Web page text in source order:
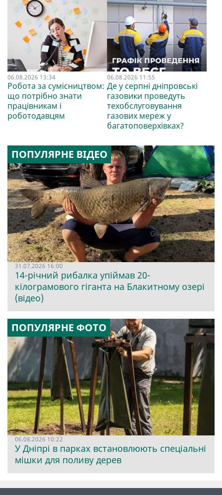
06.08.2026 13:34
Робота за сумісництвом:
що потрібно знати
працівникам і
роботодавцям
06.08.2026 11:55
Де у серпні дніпровські
газовики проведуть
техобслуговування
газових мереж у
багатоповерхівках?
ПОПУЛЯРНЕ ВІДЕО
31.07.2026 16:00
14-річний рибалка упіймав 20-
кілограмового гіганта на Блакитному озері
(відео)
ПОПУЛЯРНЕ ФОТО
06.08.2026 10:22
У Дніпрі в парках встановлюють спеціальні
мішки для поливу дерев